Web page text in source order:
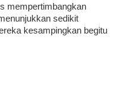
mempertimbangkan
sedikit
kesampingkan begitu